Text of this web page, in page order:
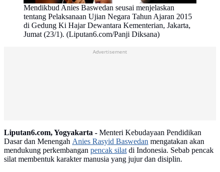
Mendikbud Anies Baswedan seusai menjelaskan
tentang Pelaksanaan Ujian Negara Tahun Ajaran 2015
di Gedung Ki Hajar Dewantara Kementerian, Jakarta,
Jumat (23/1). (Liputan6.com/Panji Diksana)
Advertisement
Liputan6.com, Yogyakarta - Menteri Kebudayaan Pendidikan
Dasar dan Menengah Anies Rasyid Baswedan mengatakan akan
mendukung perkembangan pencak silatdi Indonesia. Sebab pencak
silat membentuk karakter manusia yang jujur dan disiplin.